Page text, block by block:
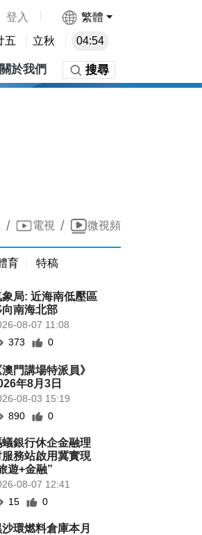
登入 繁體
五 立秋 04:54
關於我們 搜尋
/ 電視 / 微視頻
育 特稿
象局: 近海南低壓區
向南海北部
08-07 11:08
373
0
澳門講場特派員》
年8月3日
08-03 15:19
890
0
蟻銀行休企金融理
服務站啟用冀實現
遊+金融”
08-07 12:41
15
0
沙環燃料倉庫本月